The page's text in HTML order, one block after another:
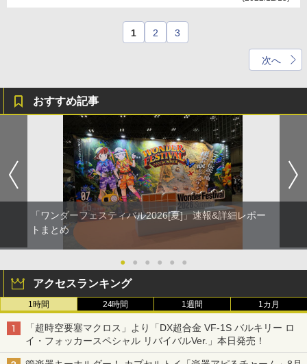
1 2 3
次へ
おすすめ記事
「ワンダーフェスティバル2026[夏]」速報&詳細レポー
トまとめ
● ● ● ● ● ●
アクセスランキング
1時間 24時間 1週間 1カ月
「超時空要塞マクロス」より「DX超合金 VF-1S バルキリー ロ
イ・フォッカースペシャル リバイバルVer.」本日発売！